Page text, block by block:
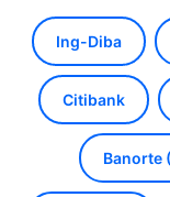
Ing-Diba
Citibank
Banorte